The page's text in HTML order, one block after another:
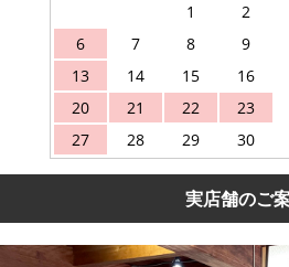
1
2
6
7 8 9
13
14 15 16
20
21 22 23
27
28 29 30
実店舗のご